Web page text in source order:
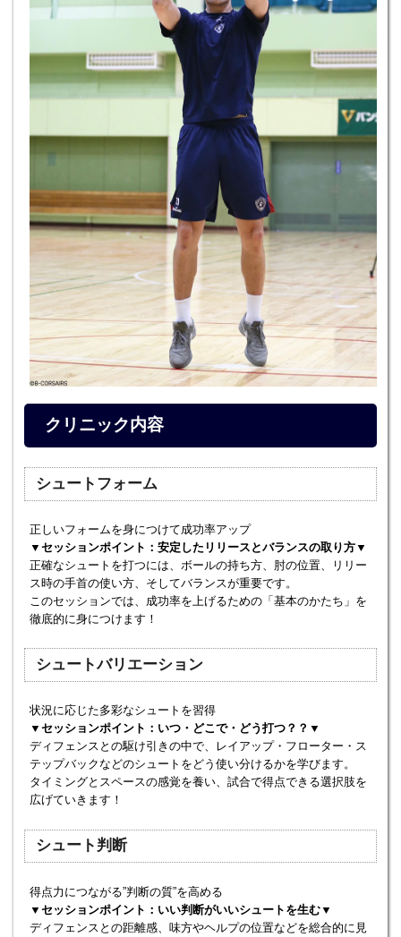
クリニック内容
シュートフォーム
正しいフォームを身につけて成功率アップ
▼セッションポイント：安定したリリースとバランスの取り方▼
正確なシュートを打つには、ボールの持ち方、肘の位置、リリー
ス時の手首の使い方、そしてバランスが重要です。
このセッションでは、成功率を上げるための「基本のかたち」を
徹底的に身につけます！
シュートバリエーション
状況に応じた多彩なシュートを習得
▼セッションポイント：いつ・どこで・どう打つ？？▼
ディフェンスとの駆け引きの中で、レイアップ・フローター・ス
テップバックなどのシュートをどう使い分けるかを学びます。
タイミングとスペースの感覚を養い、試合で得点できる選択肢を
広げていきます！
シュート判断
得点力につながる”判断の質”を高める
▼セッションポイント：いい判断がいいシュートを生む▼
ディフェンスとの距離感、味方やヘルプの位置などを総合的に見